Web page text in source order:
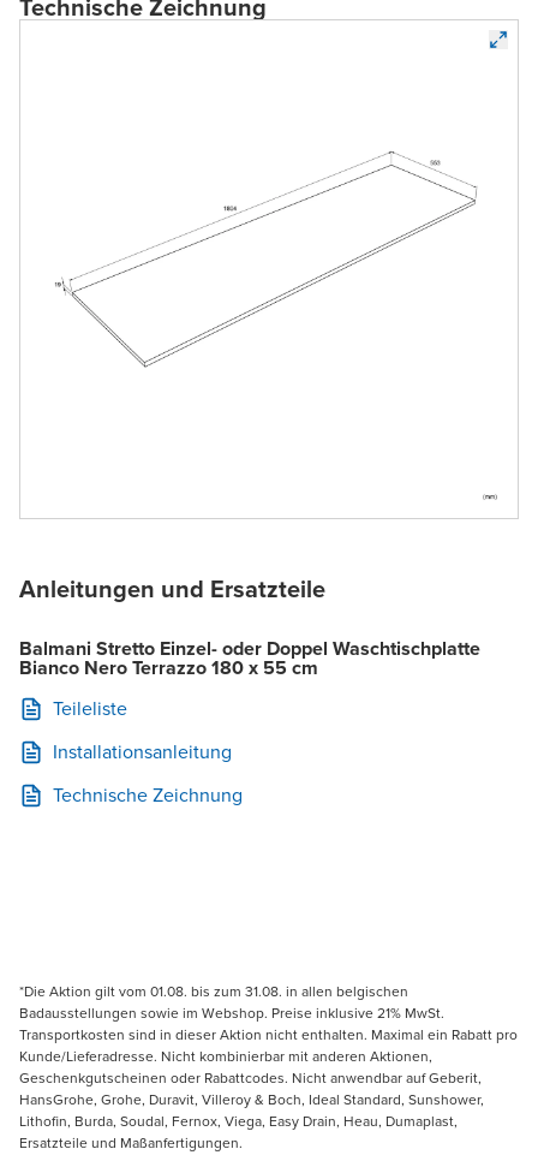
Anleitungen und Ersatzteile
Balmani Stretto Einzel- oder Doppel Waschtischplatte
Bianco Nero Terrazzo 180 x 55 cm
Teileliste
Installationsanleitung
Technische Zeichnung
*Die Aktion gilt vom 01.08. bis zum 31.08. in allen belgischen
Badausstellungen sowie im Webshop. Preise inklusive 21% MwSt.
Transportkosten sind in dieser Aktion nicht enthalten. Maximal ein Rabatt pro
Kunde/Lieferadresse. Nicht kombinierbar mit anderen Aktionen,
Geschenkgutscheinen oder Rabattcodes. Nicht anwendbar auf Geberit,
HansGrohe, Grohe, Duravit, Villeroy & Boch, Ideal Standard, Sunshower,
Lithofin, Burda, Soudal, Fernox, Viega, Easy Drain, Heau, Dumaplast,
Ersatzteile und Maßanfertigungen.